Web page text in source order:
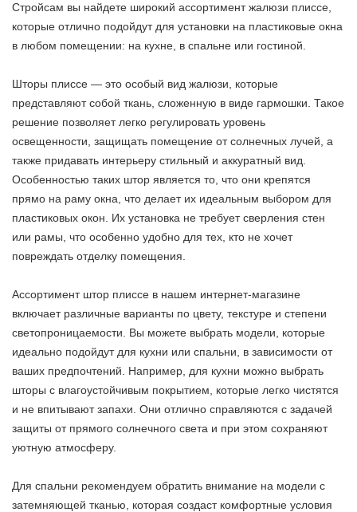
Стройсам вы найдете широкий ассортимент жалюзи плиссе,
которые отлично подойдут для установки на пластиковые окна
в любом помещении: на кухне, в спальне или гостиной.
Шторы плиссе — это особый вид жалюзи, которые
представляют собой ткань, сложенную в виде гармошки. Такое
решение позволяет легко регулировать уровень
освещенности, защищать помещение от солнечных лучей, а
также придавать интерьеру стильный и аккуратный вид.
Особенностью таких штор является то, что они крепятся
прямо на раму окна, что делает их идеальным выбором для
пластиковых окон. Их установка не требует сверления стен
или рамы, что особенно удобно для тех, кто не хочет
повреждать отделку помещения.
Ассортимент штор плиссе в нашем интернет-магазине
включает различные варианты по цвету, текстуре и степени
светопроницаемости. Вы можете выбрать модели, которые
идеально подойдут для кухни или спальни, в зависимости от
ваших предпочтений. Например, для кухни можно выбрать
шторы с влагоустойчивым покрытием, которые легко чистятся
и не впитывают запахи. Они отлично справляются с задачей
защиты от прямого солнечного света и при этом сохраняют
уютную атмосферу.
Для спальни рекомендуем обратить внимание на модели с
затемняющей тканью, которая создаст комфортные условия